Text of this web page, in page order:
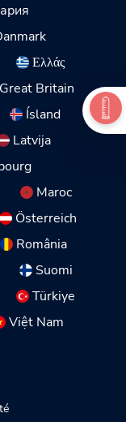
Ελλάς
Great Britain
Ísland
Latvija
Maroc
Österreich
România
Suomi
Türkiye
Việt Nam